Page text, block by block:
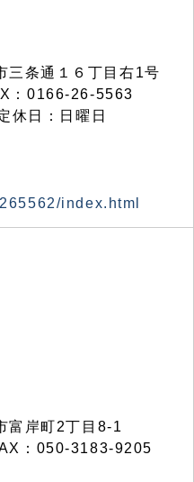
条通１６丁目右1号
：0166-26-5563
休日：日曜日
index.html
富岸町2丁目 8-1
：050-3183-9205